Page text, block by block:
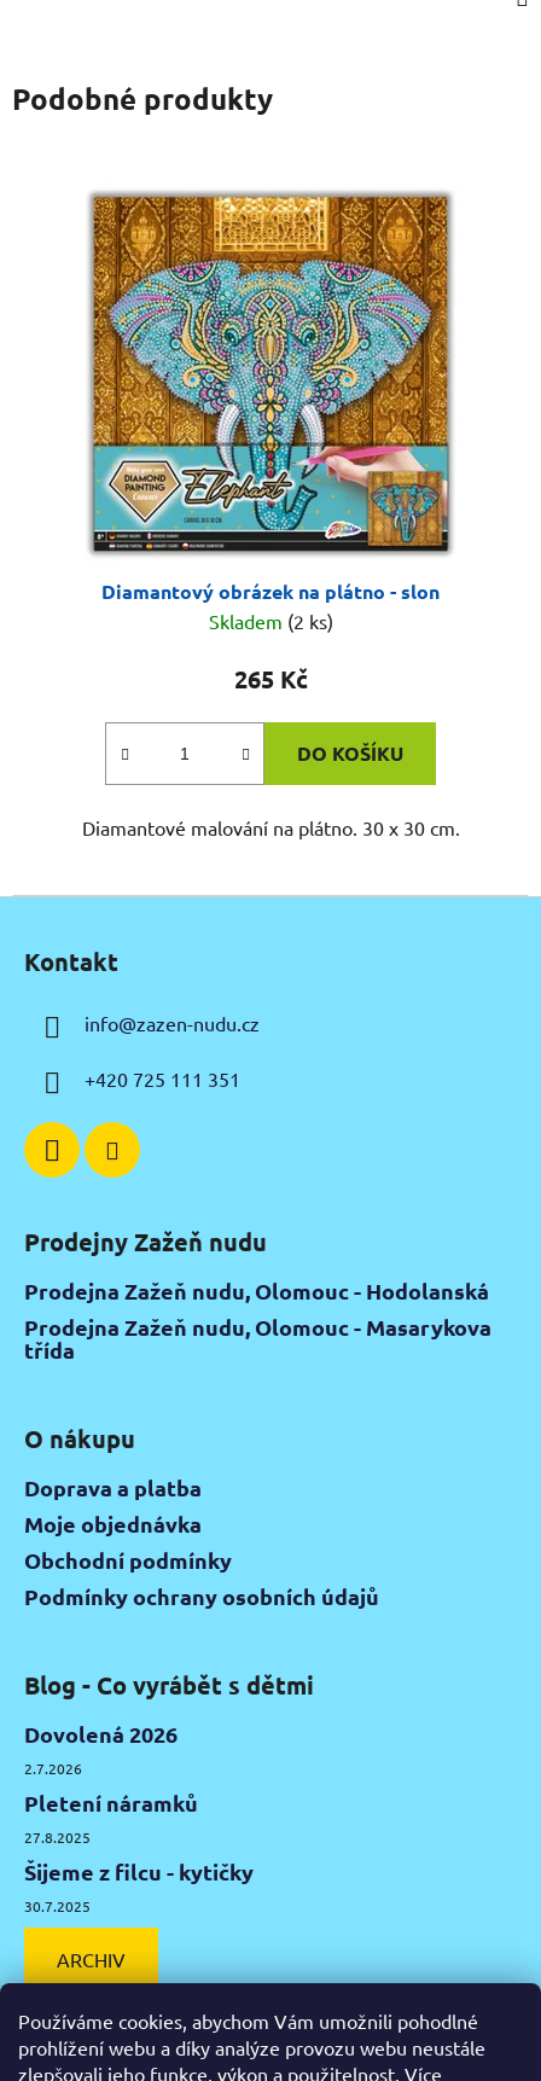
Používáme cookies, abychom Vám umožnili pohodlné
prohlížení webu a díky analýze provozu webu neustále
zlepšovali jeho funkce, výkon a použitelnost. Více
Podobné produkty
Diamantový obrázek na plátno - slon
Skladem (2 ks)
265 Kč
DO KOŠÍKU
Diamantové malování na plátno. 30 x 30 cm.
Kontakt
info@zazen-nudu.cz
+420 725 111 351
Prodejny Zažeň nudu
Prodejna Zažeň nudu, Olomouc - Hodolanská
Prodejna Zažeň nudu, Olomouc - Masarykova
třída
O nákupu
Doprava a platba
Moje objednávka
Obchodní podmínky
Podmínky ochrany osobních údajů
Blog - Co vyrábět s dětmi
Dovolená 2026
2.7.2026
Pletení náramků
27.8.2025
Šijeme z filcu - kytičky
30.7.2025
ARCHIV